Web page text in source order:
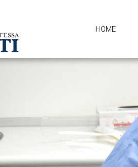
HOME